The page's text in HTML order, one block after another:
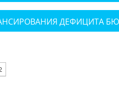
ДЕФИЦИТА